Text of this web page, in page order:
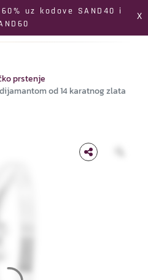
uz kodove SAND40 i
X
Pretraga
prstenje
od 14 karatnog zlata